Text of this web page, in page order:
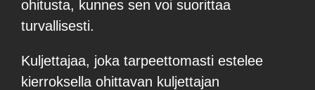
ohitusta, kunnes sen voi suorittaa
turvallisesti.
Kuljettajaa, joka tarpeettomasti estelee
kierroksella ohittavan kuljettajan